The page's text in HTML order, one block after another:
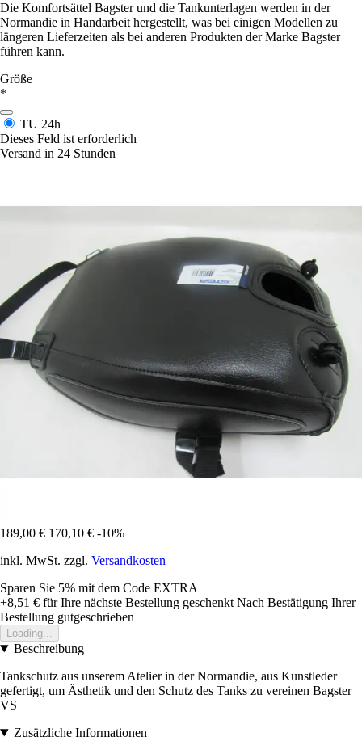
Die Komfortsättel Bagster und die Tankunterlagen werden in der
Normandie in Handarbeit hergestellt, was bei einigen Modellen zu
längeren Lieferzeiten als bei anderen Produkten der Marke Bagster
führen kann.
Größe
*
TU 24h
Dieses Feld ist erforderlich
Versand in 24 Stunden
189,00 € 170,10 € -10%
inkl. MwSt. zzgl. Versandkosten
Sparen Sie 5% mit dem Code EXTRA
+8,51 € für Ihre nächste Bestellung geschenkt Nach Bestätigung Ihrer
Bestellung gutgeschrieben
Loading...
Beschreibung
Tankschutz aus unserem Atelier in der Normandie, aus Kunstleder
gefertigt, um Ästhetik und den Schutz des Tanks zu vereinen Bagster
VS
Zusätzliche Informationen